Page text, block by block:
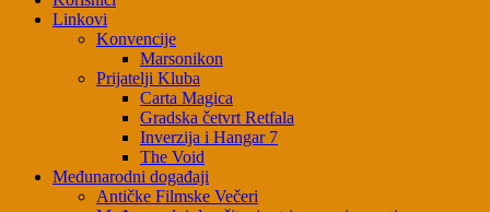
Linkovi
Konvencije
Marsonikon
Prijatelji Kluba
Carta Magica
Gradska četvrt Retfala
Inverzija i Hangar 7
The Void
Međunarodni događaji
Antičke Filmske Večeri